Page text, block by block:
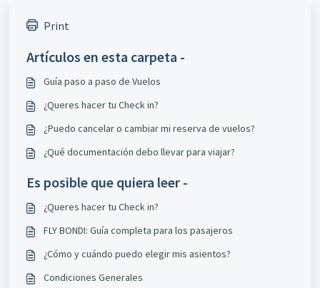
Print
Artículos en esta carpeta -
Guía paso a paso de Vuelos
¿Queres hacer tu Check in?
¿Puedo cancelar o cambiar mi reserva de vuelos?
¿Qué documentación debo llevar para viajar?
Es posible que quiera leer -
¿Queres hacer tu Check in?
FLY BONDI: Guía completa para los pasajeros
¿Cómo y cuándo puedo elegir mis asientos?
Condiciones Generales